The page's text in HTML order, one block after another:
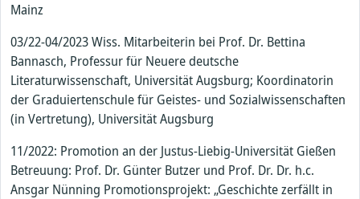
Mainz
03/22-04/2023 Wiss. Mitarbeiterin bei Prof. Dr. Bettina
Bannasch, Professur für Neuere deutsche
Literaturwissenschaft, Universität Augsburg; Koordinatorin
der Graduiertenschule für Geistes- und Sozialwissenschaften
(in Vertretung), Universität Augsburg
11/2022: Promotion an der Justus-Liebig-Universität Gießen
Betreuung: Prof. Dr. Günter Butzer und Prof. Dr. Dr. h.c.
Ansgar Nünning Promotionsprojekt: „Geschichte zerfällt in